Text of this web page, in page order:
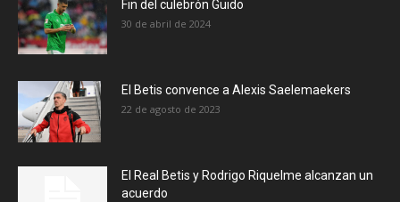
Fin del culebrón Guido
30 de abril de 2024
El Betis convence a Alexis Saelemaekers
22 de agosto de 2023
El Real Betis y Rodrigo Riquelme alcanzan un
acuerdo